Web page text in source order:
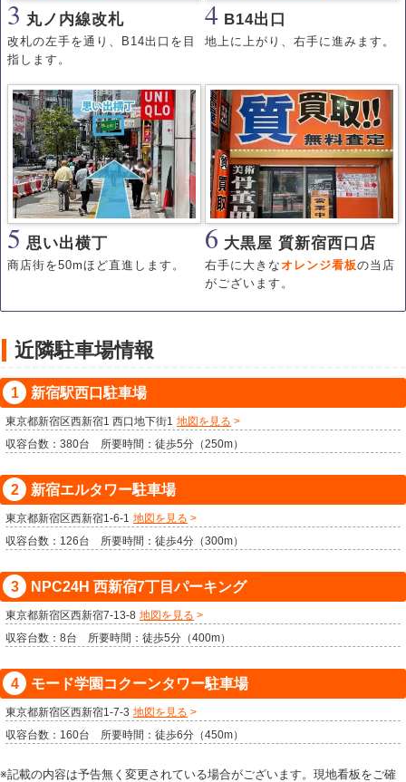
3 丸ノ内線改札
改札の左手を通り、B14出口を目
指します。
4 B14出口
地上に上がり、右手に進みます。
5 思い出横丁
商店街を50mほど直進します。
6 大黒屋 質新宿西口店
右手に大きなオレンジ看板の当店
がございます。
近隣駐車場情報
新宿駅西口駐車場
東京都新宿区西新宿1 西口地下街1 地図を見る
収容台数：380台 所要時間：徒歩5分（250m）
新宿エルタワー駐車場
東京都新宿区西新宿1-6-1 地図を見る
収容台数：126台 所要時間：徒歩4分（300m）
NPC24H 西新宿7丁目パーキング
東京都新宿区西新宿7-13-8 地図を見る
収容台数：8台 所要時間：徒歩5分（400m）
モード学園コクーンタワー駐車場
東京都新宿区西新宿1-7-3 地図を見る
収容台数：160台 所要時間：徒歩6分（450m）
※記載の内容は予告無く変更されている場合がございます。現地看板をご確